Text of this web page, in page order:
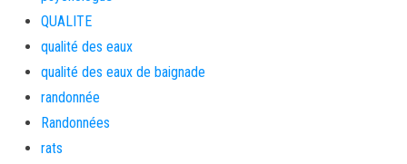
QUALITE
qualité des eaux
qualité des eaux de baignade
randonnée
Randonnées
rats